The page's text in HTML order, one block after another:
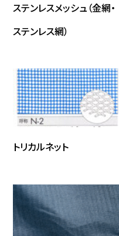
ステンレスメッシュ（金網・
ステンレス網）
トリカルネット